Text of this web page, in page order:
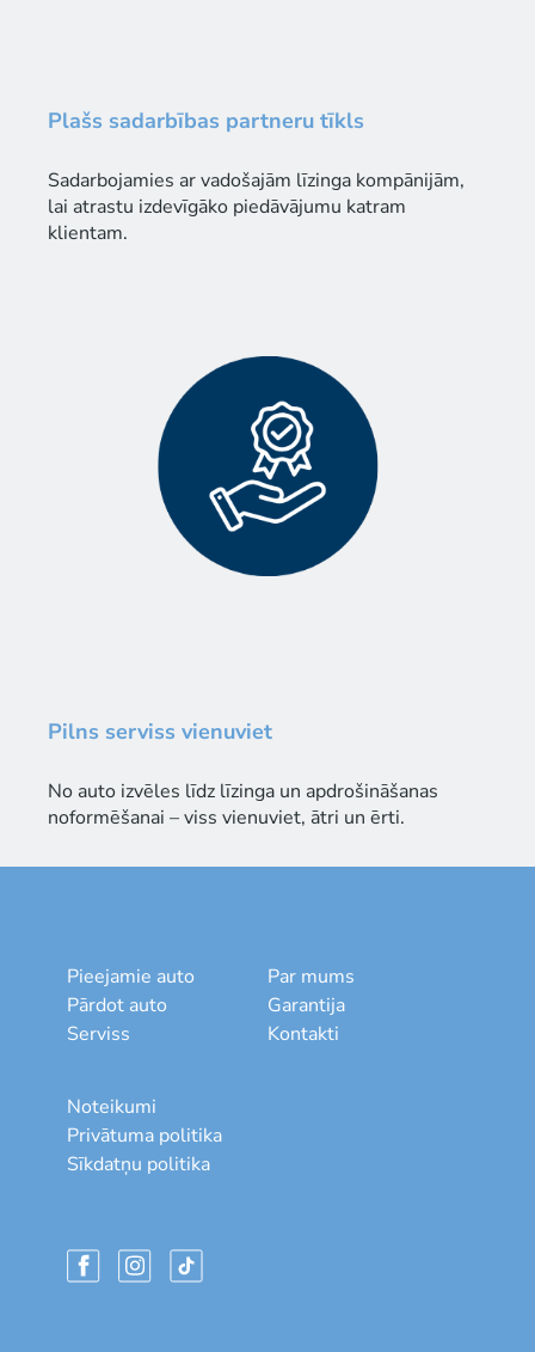
Plašs sadarbības partneru tīkls
Sadarbojamies ar vadošajām līzinga kompānijām,
lai atrastu izdevīgāko piedāvājumu katram
klientam.
Pilns serviss vienuviet
No auto izvēles līdz līzinga un apdrošināšanas
noformēšanai – viss vienuviet, ātri un ērti.
Pieejamie auto
Pārdot auto
Serviss
Par mums
Garantija
Kontakti
Noteikumi
Privātuma politika
Sīkdatņu politika